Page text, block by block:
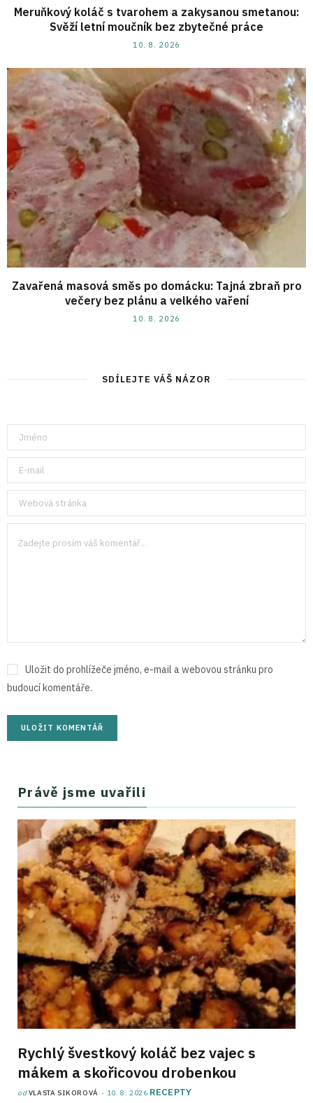
Meruňkový koláč s tvarohem a zakysanou smetanou:
Svěží letní moučník bez zbytečné práce
10. 8. 2026
Zavařená masová směs po domácku: Tajná zbraň pro
večery bez plánu a velkého vaření
10. 8. 2026
SDÍLEJTE VÁŠ NÁZOR
Uložit do prohlížeče jméno, e-mail a webovou stránku pro
budoucí komentáře.
Právě jsme uvařili
Rychlý švestkový koláč bez vajec s
mákem a skořicovou drobenkou
odVLASTA SIKOROVÁ 10. 8. 2026 RECEPTY